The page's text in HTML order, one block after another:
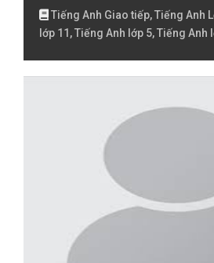
Tiếng Anh Giao tiếp, Tiếng Anh
lớp 11, Tiếng Anh lớp 5, Tiếng Anh